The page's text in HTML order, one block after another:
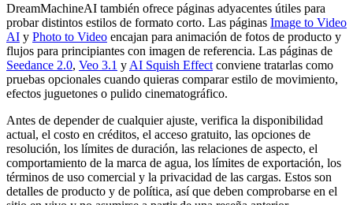
DreamMachineAI también ofrece páginas adyacentes útiles para
probar distintos estilos de formato corto. Las páginas Image to Video
AI y Photo to Video encajan para animación de fotos de producto y
flujos para principiantes con imagen de referencia. Las páginas de
Seedance 2.0, Veo 3.1 y AI Squish Effect conviene tratarlas como
pruebas opcionales cuando quieras comparar estilo de movimiento,
efectos juguetones o pulido cinematográfico.
Antes de depender de cualquier ajuste, verifica la disponibilidad
actual, el costo en créditos, el acceso gratuito, las opciones de
resolución, los límites de duración, las relaciones de aspecto, el
comportamiento de la marca de agua, los límites de exportación, los
términos de uso comercial y la privacidad de las cargas. Estos son
detalles de producto y de política, así que deben comprobarse en el